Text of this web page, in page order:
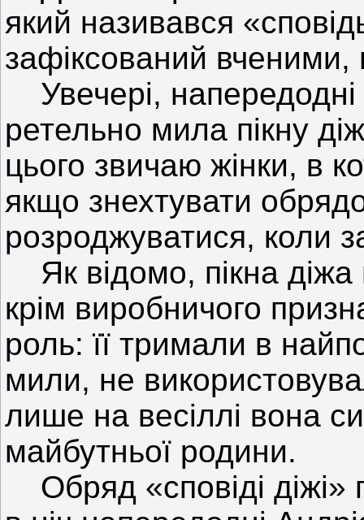
який називався
зафіксований вченими,
Увечері,
ретельно мила пікну
цього звичаю жінки, в
якщо знехтувати
розроджуватися, коли
Як відомо, пікна діжа
крім виробничого
роль: її тримали в
мили, не
лише на весіллі вона
майбутньої родини.
Обряд «сповіді